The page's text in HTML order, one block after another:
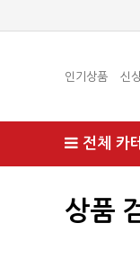
인기상품 신
전체 카
상품